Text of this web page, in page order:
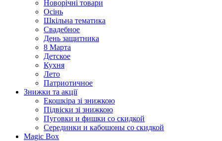
Новорічні товари
Осінь
Шкільна тематика
Свадебное
День защитника
8 Марта
Детское
Кухня
Лето
Патриотичное
Знижки та акції
Екошкіра зі знижкою
Підвіски зі знижкою
Пуговки и фишки со скидкой
Серединки и кабошоны со скидкой
Magic Box